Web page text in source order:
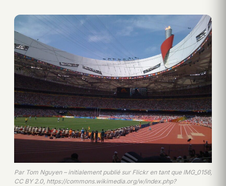
Par Tom Nguyen – initialement publié sur Flickr en tant que IMG_0156,
CC BY 2.0, https://commons.wikimedia.org/w/index.php?